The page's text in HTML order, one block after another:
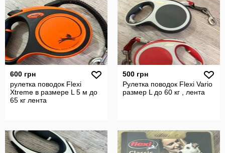
600 грн
рулетка поводок Flexi
Xtreme в размере L 5 м до
65 кг лента
500 грн
Рулетка поводок Flexi Vario
размер L до 60 кг , лента